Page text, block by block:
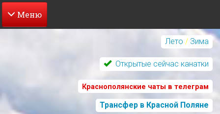
Перейти
Лето / Зима
Открытые сейчас канатки
Краснополянские чаты в телеграм
Трансфер в Красной Поляне